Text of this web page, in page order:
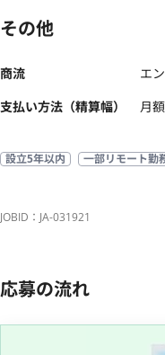
その他
商流
エ
支払い方法（精算幅）
月
設立5年以内 一部リモート勤
JOBID：JA-031921
応募の流れ